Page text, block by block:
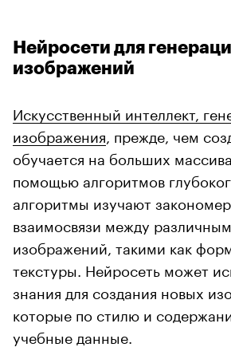
Нейросети для
изображений
Искусственный интеллект,
изображения , прежде, чем
обучается на больших
помощью алгоритмов
алгоритмы изучают
взаимосвязи между
изображений, такими как
текстуры. Нейросеть может
знания для создания новых
которые по стилю и
учебные данные.